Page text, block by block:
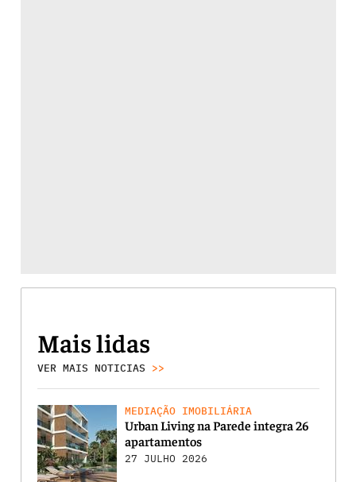
Mais lidas
VER MAIS NOTICIAS >>
MEDIAÇÃO IMOBILIÁRIA
Urban Living na Parede integra 26
apartamentos
27 JULHO 2026